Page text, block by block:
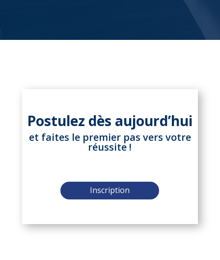
Postulez dès aujourd’hui
et faites le premier pas vers votre
réussite !
Inscription